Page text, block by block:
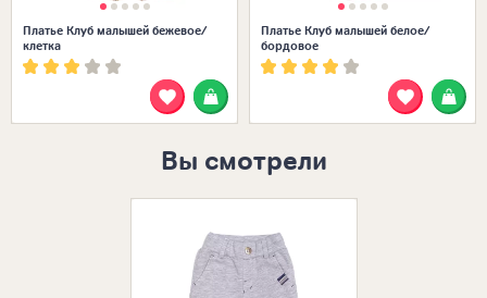
Платье Клуб малышей бежевое/
клетка
Платье Клуб малышей белое/
бордовое
Вы смотрели